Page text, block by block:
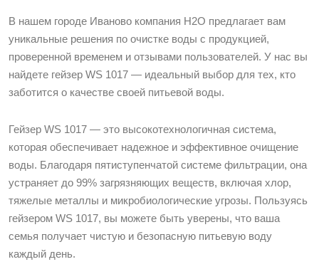
В нашем городе Иваново компания Н2О предлагает вам
уникальные решения по очистке воды с продукцией,
проверенной временем и отзывами пользователей. У нас вы
найдете гейзер WS 1017 — идеальный выбор для тех, кто
заботится о качестве своей питьевой воды.
Гейзер WS 1017 — это высокотехнологичная система,
которая обеспечивает надежное и эффективное очищение
воды. Благодаря пятиступенчатой системе фильтрации, она
устраняет до 99% загрязняющих веществ, включая хлор,
тяжелые металлы и микробиологические угрозы. Пользуясь
гейзером WS 1017, вы можете быть уверены, что ваша
семья получает чистую и безопасную питьевую воду
каждый день.